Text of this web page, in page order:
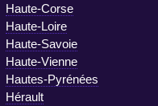
Haute-Corse
Haute-Loire
Haute-Savoie
Haute-Vienne
Hautes-Pyrénées
Hérault